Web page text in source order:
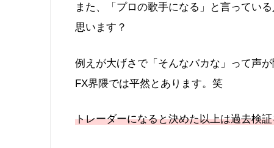
また、「プロの歌手になる」と言ってい
思います？
例えが大げさで「そんなバカな」って声
FX界隈では平然とあります。笑
トレーダーになると決めた以上は過去検